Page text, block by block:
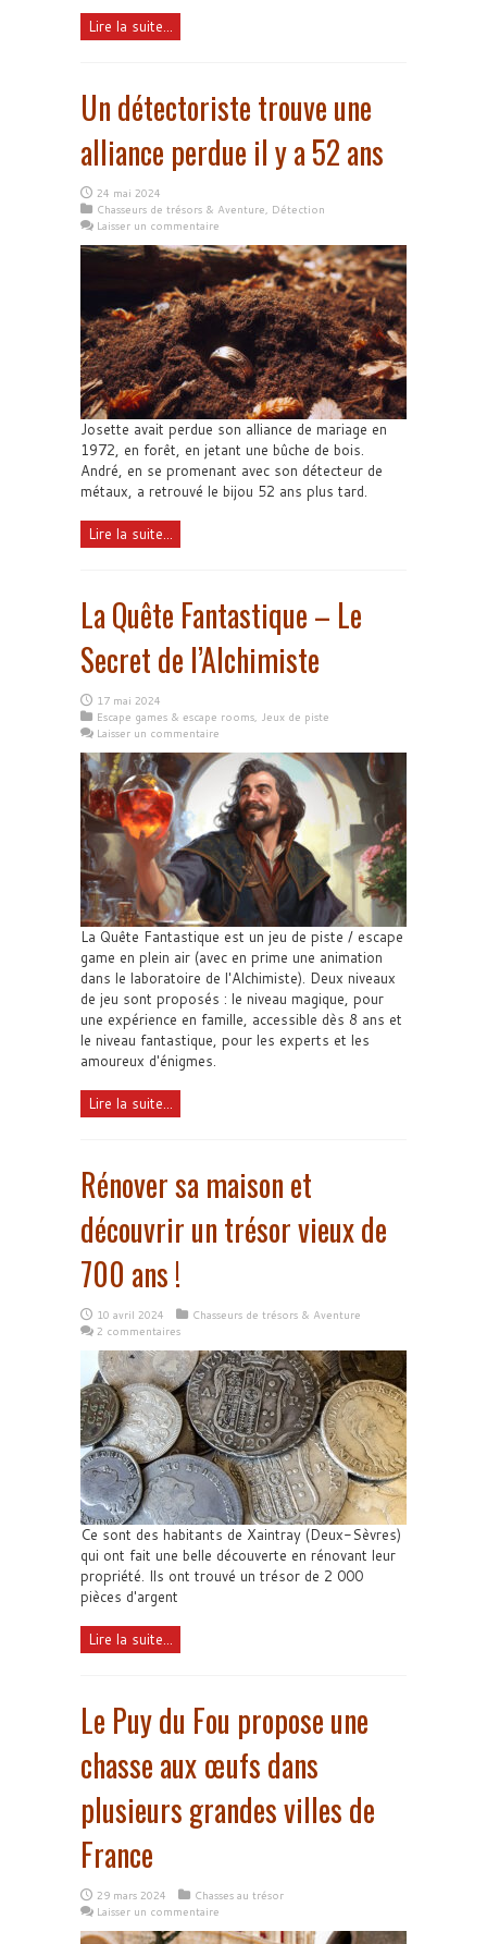
Lire la suite...
Un détectoriste trouve une
alliance perdue il y a 52 ans
24 mai 2024
Chasseurs de trésors & Aventure, Détection
Laisser un commentaire
Josette avait perdue son alliance de mariage en
1972, en forêt, en jetant une bûche de bois.
André, en se promenant avec son détecteur de
métaux, a retrouvé le bijou 52 ans plus tard.
Lire la suite...
La Quête Fantastique – Le
Secret de l’Alchimiste
17 mai 2024
Escape games & escape rooms, Jeux de piste
Laisser un commentaire
La Quête Fantastique est un jeu de piste / escape
game en plein air (avec en prime une animation
dans le laboratoire de l'Alchimiste). Deux niveaux
de jeu sont proposés : le niveau magique, pour
une expérience en famille, accessible dès 8 ans et
le niveau fantastique, pour les experts et les
amoureux d'énigmes.
Lire la suite...
Rénover sa maison et
découvrir un trésor vieux de
700 ans !
10 avril 2024
Chasseurs de trésors & Aventure
2 commentaires
Ce sont des habitants de Xaintray (Deux-Sèvres)
qui ont fait une belle découverte en rénovant leur
propriété. Ils ont trouvé un trésor de 2 000
pièces d'argent
Lire la suite...
Le Puy du Fou propose une
chasse aux œufs dans
plusieurs grandes villes de
France
29 mars 2024
Chasses au trésor
Laisser un commentaire